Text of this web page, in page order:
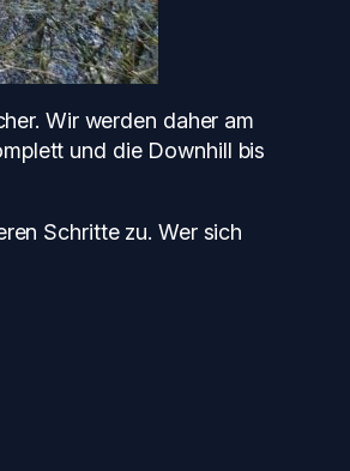
Wir werden daher am
und die Downhill bis
Schritte zu. Wer sich